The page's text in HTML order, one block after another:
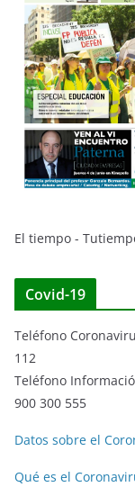
El tiempo -
Covid-19
Teléfono
112
Teléfono
900 300 555
Datos sobre el
Qué es el